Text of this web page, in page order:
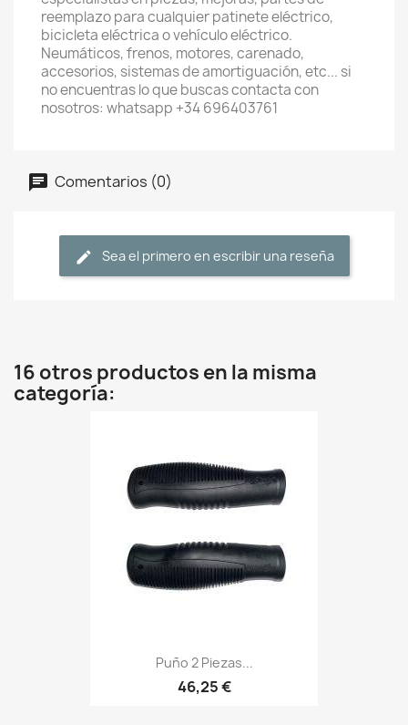
reemplazo para cualquier patinete eléctrico,
bicicleta eléctrica o vehículo eléctrico.
Neumáticos, frenos, motores, carenado,
accesorios, sistemas de amortiguación, etc... si
no encuentras lo que buscas contacta con
nosotros: whatsapp +34 696403761
Comentarios (0)
Sea el primero en escribir una reseña
16 otros productos en la misma
categoría:
Puño 2 Piezas...
46,25 €